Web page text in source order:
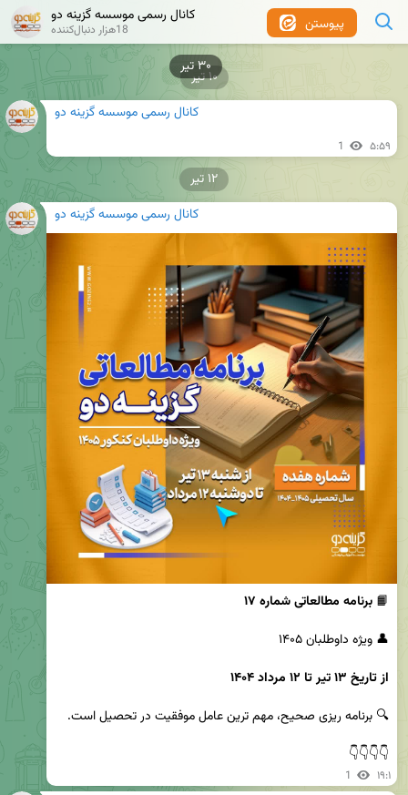
۳۰ تیر
پیوستن کانال رسمی موسسه گزینه دو
18هزار دنبال‌کننده
کانال رسمی موسسه گزینه دو
1 ۵:۵۹
۱۰ تیر
کانال رسمی موسسه گزینه دو
📙 برنامه مطالعاتی شماره ۱۷
از تاریخ ۱۳ تیر تا ۱۲ مرداد ۱۴۰۴
👇👇👇👇
1 ۱۹:۱
۱۲ تیر